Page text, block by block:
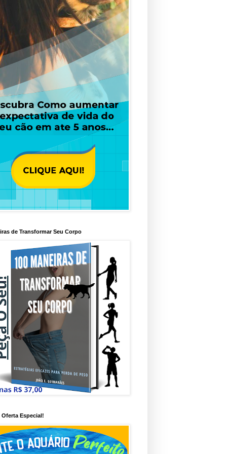
de Transformar Seu Corpo
Oferta Especial!